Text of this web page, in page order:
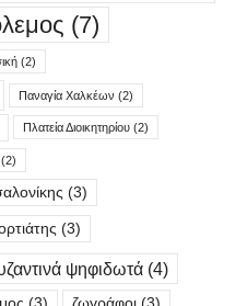
(7)
(2)
Παναγία Χαλκέων (2)
Πλατεία Διοικητηρίου (2)
(2)
(3)
(3)
ψηφιδωτά (4)